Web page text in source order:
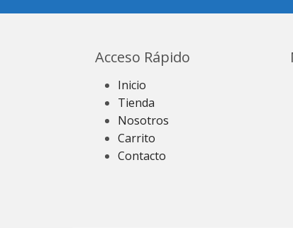
Acceso Rápido
Inicio
Tienda
Nosotros
Carrito
Contacto